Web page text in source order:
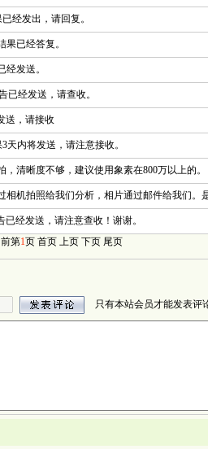
经发出，请回复。
果已经答复。
经发送。
已经发送，请查收。
送，请接收
天内将发送，请注意接收。
，清晰度不够，建议使用象素在800万以上的。
相机拍照给我们分析，相片通过邮件给我们。
已经发送，请注意查收！谢谢。
第1页 首页 上页 下页 尾页
只有本站会员才能发表评